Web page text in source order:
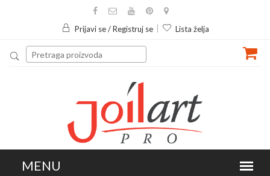
Prijavi se / Registruj se Lista želja